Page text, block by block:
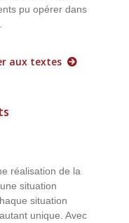
pu opérer dans
aux textes
réalisation de la
situation
situation
unique. Avec